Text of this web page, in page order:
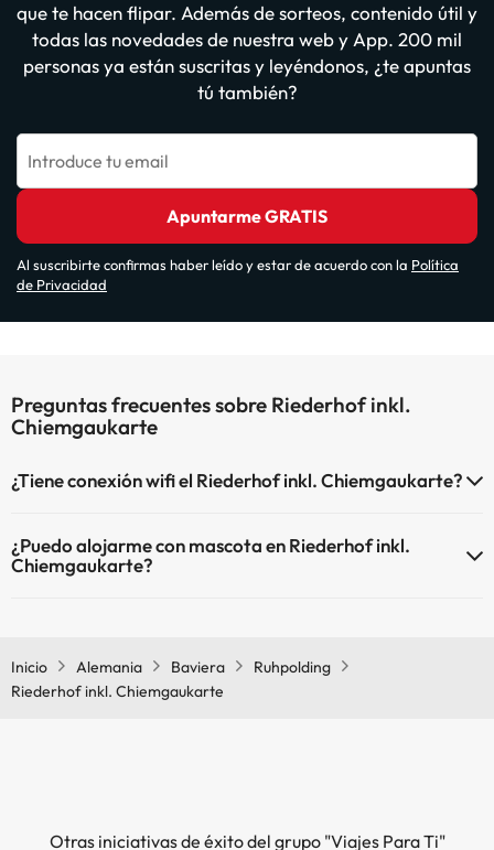
que te hacen flipar. Además de sorteos, contenido útil y
todas las novedades de nuestra web y App. 200 mil
personas ya están suscritas y leyéndonos, ¿te apuntas
tú también?
Introduce tu email
Apuntarme GRATIS
Al suscribirte confirmas haber leído y estar de acuerdo con la Política
de Privacidad
Preguntas frecuentes sobre Riederhof inkl.
Chiemgaukarte
¿Tiene conexión wifi el Riederhof inkl. Chiemgaukarte?
¿Puedo alojarme con mascota en Riederhof inkl.
Chiemgaukarte?
Inicio
Alemania Baviera
Ruhpolding
Riederhof inkl. Chiemgaukarte
Otras iniciativas de éxito del grupo "Viajes Para Ti"